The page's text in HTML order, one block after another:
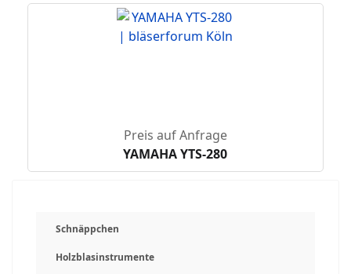
Preis auf Anfrage
YAMAHA YTS-280
Schnäppchen
Holzblasinstrumente